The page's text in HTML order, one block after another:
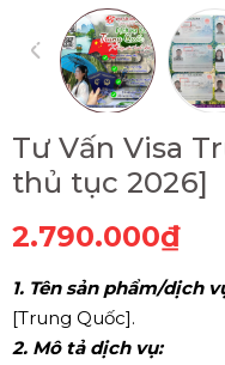
Tư Vấn Visa
thủ tục 2026]
2.790.000₫
1. Tên sản phẩm/dịch
[Trung Quốc].
2. Mô tả dịch vụ: